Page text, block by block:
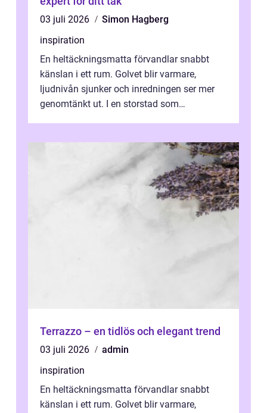
03 juli 2026
Simon Hagberg
inspiration
En heltäckningsmatta förvandlar snabbt
känslan i ett rum. Golvet blir varmare,
ljudnivån sjunker och inredningen ser mer
genomtänkt ut. I en storstad som
Terrazzo – en tidlös och elegant trend
03 juli 2026
admin
inspiration
En heltäckningsmatta förvandlar snabbt
känslan i ett rum. Golvet blir varmare,